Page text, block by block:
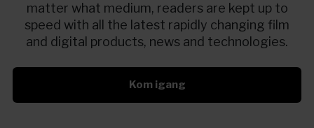
Prøv en måned gratis
matter what medium, readers are kept up to
speed with all the latest rapidly changing film
and digital products, news and technologies.
Kom igang